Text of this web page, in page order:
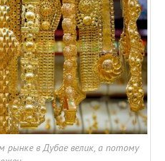
в Дубае велик, а потому